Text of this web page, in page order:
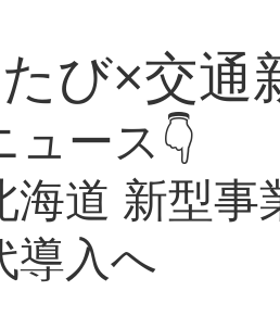
び×交通
ュース👇
海道 新型
導入へ